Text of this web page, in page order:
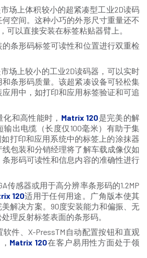
场上体积较小的超紧凑型工业2D读码
空间。这种小巧的外形尺寸重量还不
可以直接安装在标签粘贴器臂上。
条形码标签可读性和位置进行双重检
场上较小的工业2D读码器，可以实时
条形码质量。该超紧凑设备可轻松集
用中，如打印和应用标签验证和可追
和高性能时， Matrix 120是完美的解
输出电缆（长度仅100毫米）有助于集
如打印和应用系统中的标签上的涂抹器
包装和分销经理将了解车载成像仪如
形码可读性和信息内容的准确性进行
传感器或用于高分辨率条形码的1.2MP
120适用于任何用途。广角版本使其
解决方案。90度安装能力和偏振、无
理反射标签表面的条形码。
软件、X-PressTM自动配置按钮和直观
Matrix 120在客户易用性方面处于领